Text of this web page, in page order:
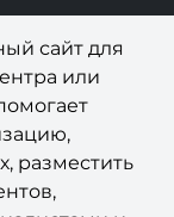
сайт для
или
разместить